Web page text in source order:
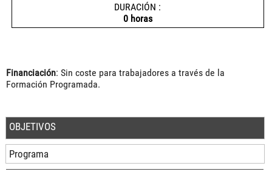
DURACIÓN :
0 horas
Financiación: Sin coste para trabajadores a través de la
Formación Programada.
OBJETIVOS
Programa